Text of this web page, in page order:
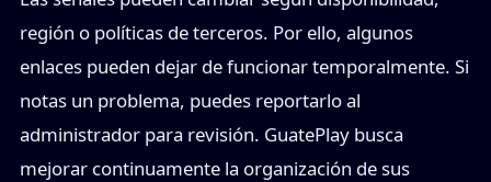
región o políticas de terceros. Por ello, algunos
enlaces pueden dejar de funcionar temporalmente. Si
notas un problema, puedes reportarlo al
administrador para revisión. GuatePlay busca
mejorar continuamente la organización de sus